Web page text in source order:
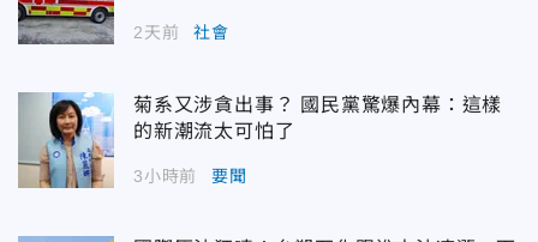
2天前 社會
菊系又涉貪出事？ 國民黨驚爆內幕：這樣
的新潮流太可怕了
3小時前 要聞